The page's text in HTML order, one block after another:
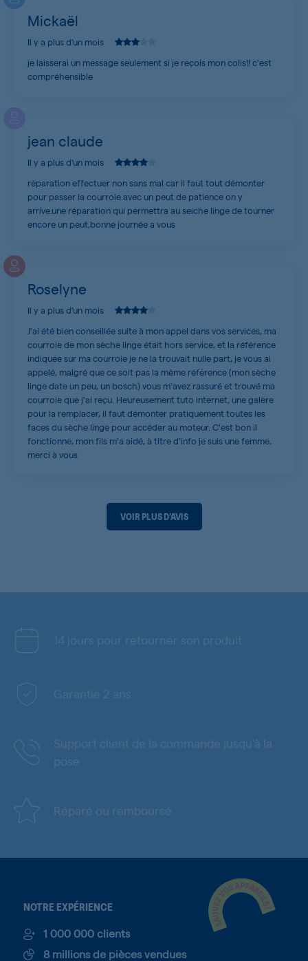
Mickaël
Il y a plus d’un mois
je laisserai un message seulement si je reçois mon colis!! c'est
compréhensible
jean claude
Il y a plus d’un mois
réparation effectuer non sans mal car il faut tout démonter
pour passer la courroie.avec un peut de patience on y
arrive.une réparation qui permettra au seiche linge de tourner
encore un peut,bonne journée a vous
Roselyne
Il y a plus d’un mois
J'ai été bien conseillée suite à mon appel dans vos services, ma
courroie de mon sèche linge était hors service, et la référence
indiquée sur ma courroie je ne la trouvait nulle part, je vous ai
appelé, malgré que ce soit pas la même référence (mon sèche
linge date un peu, un bosch) vous m'avez rassuré et trouvé ma
courroie que j'ai reçu. Heureusement tuto internet, une galère
pour la remplacer, il faut démonter pratiquement toutes les
faces du sèche linge pour accéder au moteur. C'est bon il
fonctionne, mon fils m'a aidé, à titre d'info je suis une femme,
merci à vous
VOIR PLUS D'AVIS
14 jours pour retourner son produit
Garantie 2 ans
Support client de la commande jusqu'à la
pose
Réparé ou remboursé
NOTRE EXPÉRIENCE
1 000 000 clients
8 millions de pièces vendues